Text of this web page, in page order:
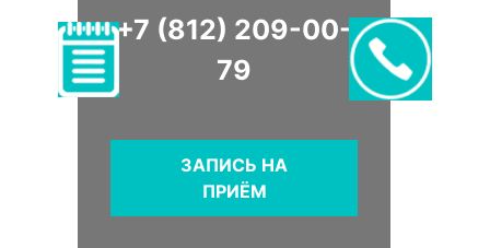
+7 (812) 209-00-
79
ЗАПИСЬ НА
ПРИЁМ